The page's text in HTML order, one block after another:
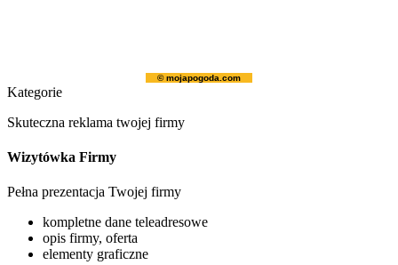
© mojapogoda.com
Kategorie
Skuteczna reklama twojej firmy
Wizytówka Firmy
Pełna prezentacja Twojej firmy
kompletne dane teleadresowe
opis firmy, oferta
elementy graficzne